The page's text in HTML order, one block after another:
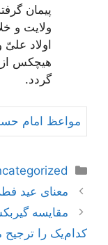
پیمان
ولایت و
اولاد
هیچکس از
گردد.
مواعظ امام
دسته‌ها
ناوبری
نوشته‌ها
معنای‌ عيد
مقایسه
کدام‌یک را ترجیح